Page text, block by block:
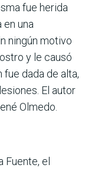
fue herida
una
ningún motivo
y le causó
dada de alta,
El autor
Olmedo.
Fuente, el